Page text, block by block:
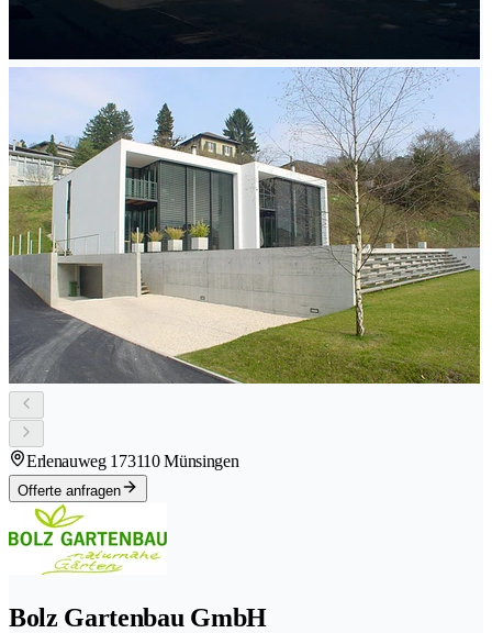
Erlenauweg 173110 Münsingen
Offerte anfragen
Bolz Gartenbau GmbH